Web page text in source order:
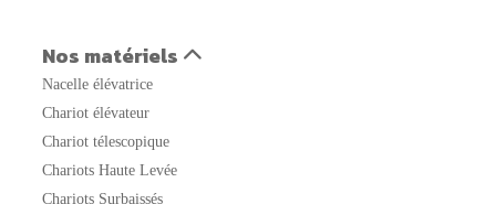
sur Marne, Chevilly Larue, Fresnes, Gentilly, Le
Kremlin Bicêtre, L Hays Les Roses, Maisons Alfort,
Nogent sur Marne, Orly, Aéroport Orly, Rungis,
Saint Maur des Fosses, Sucy en Brie, Thiais,
Vanves, Valenton, Villejuif, Villeneuve le Roi,
Villeneuve Saint Georges) - Seine Saint Denis 93
(Saint Denis, Aulnay sous Bois, Noisy le Grand,
Nos matériels
Nacelle élévatrice
Chariot élévateur
Chariot télescopique
Chariots Haute Levée
Chariots Surbaissés